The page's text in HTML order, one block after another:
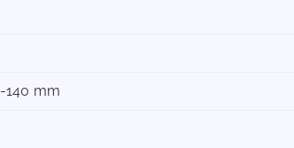
140 mm